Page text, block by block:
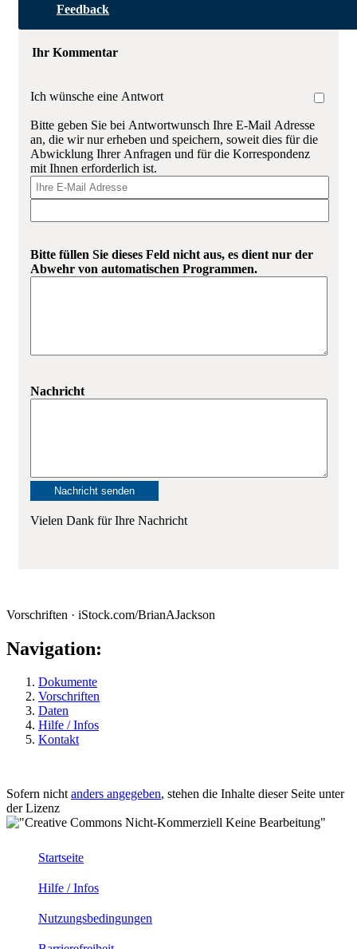
Feedback
Ihr Kommentar
Ich wünsche eine Antwort
Bitte geben Sie bei Antwortwunsch Ihre E-Mail Adresse
an, die wir nur erheben und speichern, soweit dies für die
Abwicklung Ihrer Anfragen und für die Korrespondenz
mit Ihnen erforderlich ist.
Bitte füllen Sie dieses Feld nicht aus, es dient nur der
Abwehr von automatischen Programmen.
Nachricht
Vielen Dank für Ihre Nachricht
Vorschriften · iStock.com/BrianAJackson
Navigation:
Dokumente
Vorschriften
Daten
Hilfe / Infos
Kontakt
Sofern nichtanders angegeben, stehen die Inhalte dieser Seite unter
der Lizenz
Startseite
Hilfe / Infos
Nutzungsbedingungen